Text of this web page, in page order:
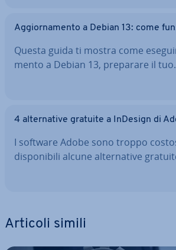
Ag­gior­na­men­to a Debian 13: come
Questa guida ti mostra come
men­to a Debian 13, preparare il
4 al­ter­na­ti­ve gratuite a InDesign di
I software Adobe sono troppo
di­spo­ni­bi­li alcune al­ter­na­ti­ve
Articoli simili